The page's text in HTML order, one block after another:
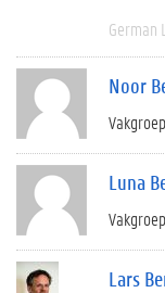
German
Noor
Luna
Lars